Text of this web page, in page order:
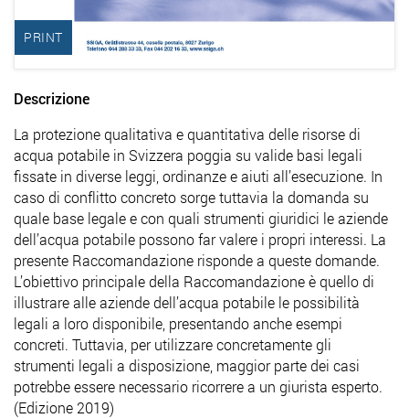
PRINT
Descrizione
La protezione qualitativa e quantitativa delle risorse di
acqua potabile in Svizzera poggia su valide basi legali
fissate in diverse leggi, ordinanze e aiuti all’esecuzione. In
caso di conflitto concreto sorge tuttavia la domanda su
quale base legale e con quali strumenti giuridici le aziende
dell’acqua potabile possono far valere i propri interessi. La
presente Raccomandazione risponde a queste domande.
L’obiettivo principale della Raccomandazione è quello di
illustrare alle aziende dell’acqua potabile le possibilità
legali a loro disponibile, presentando anche esempi
concreti. Tuttavia, per utilizzare concretamente gli
strumenti legali a disposizione, maggior parte dei casi
potrebbe essere necessario ricorrere a un giurista esperto.
(Edizione 2019)